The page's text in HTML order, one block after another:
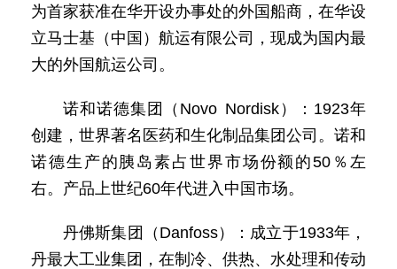
为首家获准在华开设办事处的外国船商，在华设
立马士基（中国）航运有限公司，现成为国内最
大的外国航运公司。
诺和诺德集团（Novo Nordisk）：1923年
创建，世界著名医药和生化制品集团公司。诺和
诺德生产的胰岛素占世界市场份额的50％左
右。产品上世纪60年代进入中国市场。
丹佛斯集团（Danfoss）：成立于1933年，
丹最大工业集团，在制冷、供热、水处理和传动